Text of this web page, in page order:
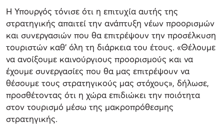
Η Υπουργός τόνισε ότι η επιτυχία αυτής της
στρατηγικής απαιτεί την ανάπτυξη νέων προορισμών
και συνεργασιών που θα επιτρέψουν την προσέλκυση
τουριστών καθ’ όλη τη διάρκεια του έτους. «Θέλουμε
να ανοίξουμε καινούργιους προορισμούς και να
έχουμε συνεργασίες που θα μας επιτρέψουν να
θέσουμε τους στρατηγικούς μας στόχους», δήλωσε,
προσθέτοντας ότι η χώρα επιδιώκει την ποιότητα
στον τουρισμό μέσω της μακροπρόθεσμης
στρατηγικής.